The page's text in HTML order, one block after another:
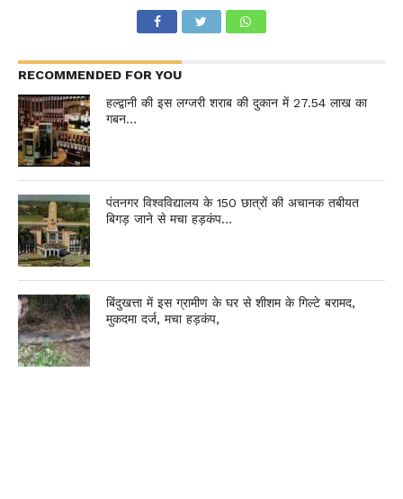
RECOMMENDED FOR YOU
हल्द्वानी की इस लग्जरी शराब की दुकान में 27.54 लाख का
गबन…
पंतनगर विश्वविद्यालय के 150 छात्रों की अचानक तबीयत
बिगड़ जाने से मचा हड़कंप…
बिंदुखत्ता में इस ग्रामीण के घर से शीशम के गिल्टे बरामद,
मुकदमा दर्ज, मचा हड़कंप,